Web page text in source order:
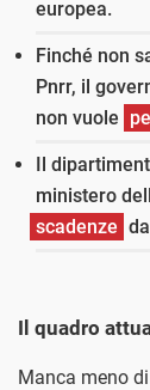
europea.
Finché non
Pnrr, il
non vuole
Il
ministero
scadenze
Il quadro
Manca meno